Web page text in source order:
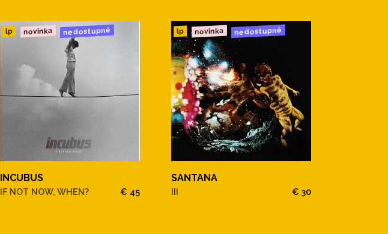
lp novinka nedostupné
INCUBUS
IF NOT NOW, WHEN? € 45
lp novinka nedostupné
SANTANA
III € 30